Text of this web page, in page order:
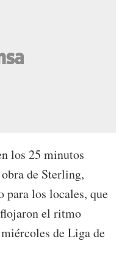
los 25 minutos
de Sterling,
para los locales, que
el ritmo
de Liga de